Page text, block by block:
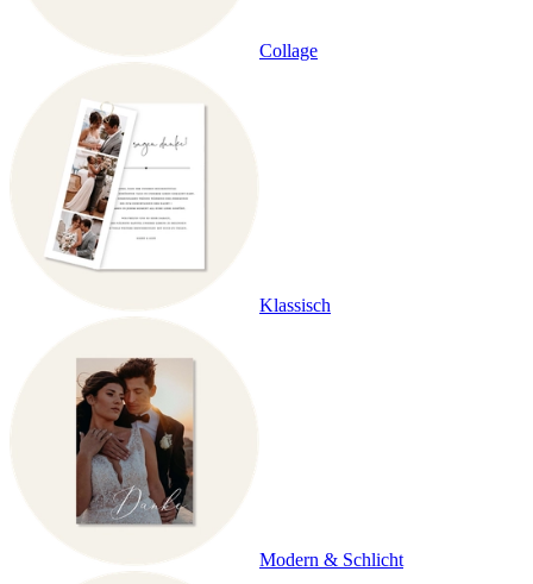
Collage
Klassisch
Modern & Schlicht